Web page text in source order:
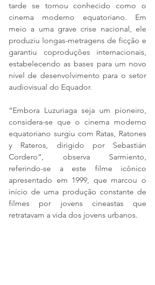
tarde se tornou conhecido como o
cinema moderno equatoriano. Em
meio a uma grave crise nacional, ele
produziu longas-metragens de ficção e
garantiu coproduções internacionais,
estabelecendo as bases para um novo
nível de desenvolvimento para o setor
audiovisual do Equador.
“Embora Luzuriaga seja um pioneiro,
considera-se que o cinema moderno
equatoriano surgiu com Ratas, Ratones
y Rateros, dirigido por Sebastián
Cordero”, observa Sarmiento,
referindo-se a este filme icônico
apresentado em 1999, que marcou o
início de uma produção constante de
filmes por jovens cineastas que
retratavam a vida dos jovens urbanos.